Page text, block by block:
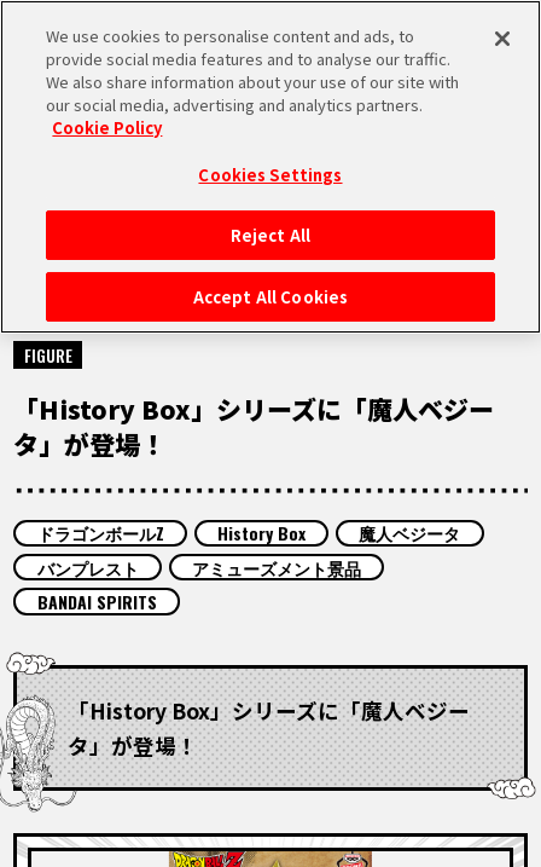
MEN
HOME
NEWS
RANKING
MOVIE
COLUMNS
ABOUT
LANGUAGE
JP
EN FR DE ES
NEWS
2024.04.22
FIGURE
「History Box」シリーズに「魔人ベジー
タ」が登場！
ドラゴンボールZ History Box
魔人ベジータ
バンプレスト
アミューズメント景品
BANDAI SPIRITS
「History Box」シリーズに「魔人ベジー
タ」が登場！
We use cookies to personalise content and ads, to
provide social media features and to analyse our traffic.
We also share information about your use of our site with
our social media, advertising and analytics partners.
Cookie Policy
Cookies Settings
Reject All
Accept All Cookies